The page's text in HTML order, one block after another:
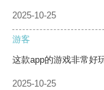
2025-10-25
游客
这款app的游戏非常好
2025-10-25